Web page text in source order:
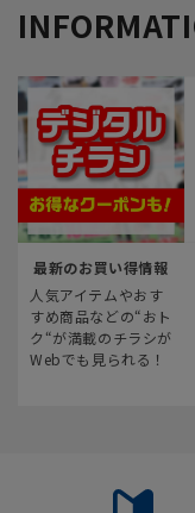
最新のお買い得情報
人気アイテムやおす
すめ商品などの“おト
ク“が満載のチラシが
Webでも見られる！